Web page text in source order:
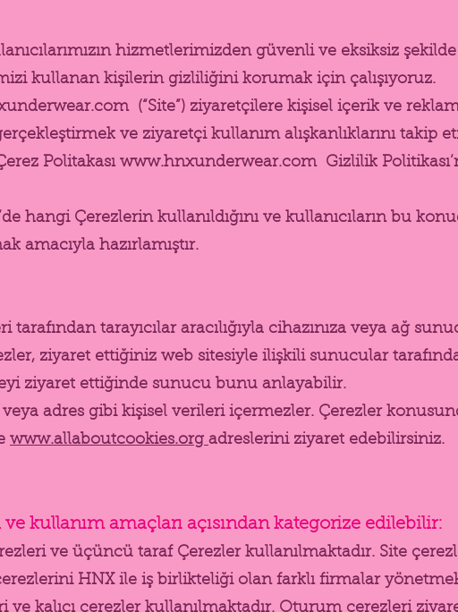
hizmetlerimizden güvenli ve eksiksiz şekilde
kullanan kişilerin gizliliğini korumak için çalışıyoruz.
(“Site”) ziyaretçilere kişisel içerik ve
ve ziyaretçi kullanım alışkanlıklarını takip
Politakası www.hnxunderwear.comGizlilik
hangi Çerezlerin kullanıldığını ve kullanıcıların bu
amacıyla hazırlamıştır.
tarayıcılar aracılığıyla cihazınıza veya ağ
ziyaret ettiğiniz web sitesiyle ilişkili sunucular
ziyaret ettiğinde sunucu bunu anlayabilir.
adres gibi kişisel verileri içermezler. Çerezler
www.allaboutcookies.org adreslerini ziyaret edebilirsiniz.
kullanım amaçları açısından kategorize edilebilir:
ve üçüncü taraf Çerezler kullanılmaktadır. Site
HNX ile iş birlikteliği olan farklı firmalar
kalıcı çerezler kullanılmaktadır. Oturum çerezleri